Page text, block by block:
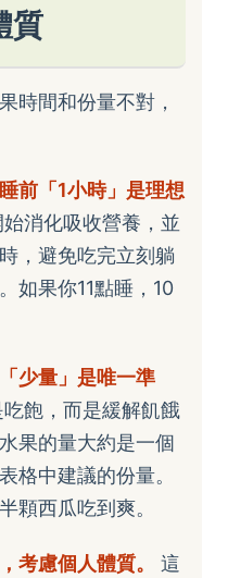
質
時間和份量不對，
前「1小時」是理想
消化吸收營養，並
，避免吃完立刻躺
如果你11點睡，10
少量」是唯一準
飽，而是緩解飢餓
果的量大約是一個
格中建議的份量。
顆西瓜吃到爽。
考慮個人體質。 這